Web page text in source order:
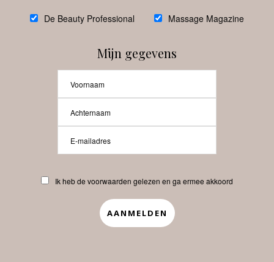
Beauty-Pro.nl
Abonneren Contact
APP
De Beauty Professional Massage Magazine
Mijn gegevens
Ik heb de voorwaarden gelezen en ga ermee akkoord